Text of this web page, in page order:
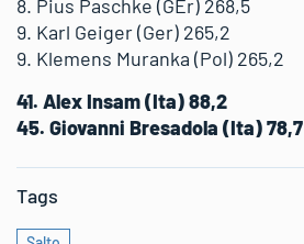
8. Pius Paschke (GEr) 268,5
9. Karl Geiger (Ger) 265,2
9. Klemens Muranka (Pol) 265,2
41. Alex Insam (Ita) 88,2
45. Giovanni Bresadola (Ita) 78,7
Tags